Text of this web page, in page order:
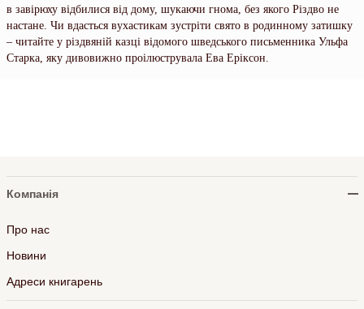
в завірюху відбилися від дому, шукаючи гнома, без якого Різдво не
настане. Чи вдасться вухастикам зустріти свято в родинному затишку
– читайте у різдвяній казці відомого шведського письменника Ульфа
Старка, яку дивовижно проілюструвала Ева Еріксон.
Компанія
Про нас
Новини
Адреси книгарень